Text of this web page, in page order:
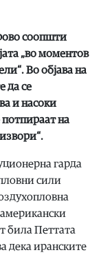
соопшти
„во моментов
Во објава на
да се
и насоки
на
гарда
сили
била Петтата
дека иранските